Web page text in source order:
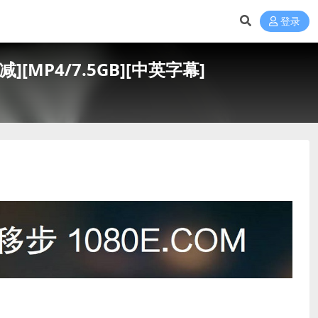
登录
][MP4/7.5GB][中英字幕]